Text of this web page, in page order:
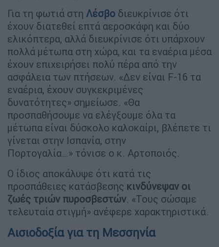
Για τη φωτιά στη Λέσβο διευκρίνισε ότι
έχουν διατεθεί επτά αεροσκάφη και δύο
ελικόπτερα, αλλά διευκρίνισε ότι υπάρχουν
πολλά μέτωπα στη χώρα, και τα εναέρια μέσα
έχουν επιχειρήσει πολύ πέρα από την
ασφάλεια των πτήσεων. «Δεν είναι F-16 τα
εναέρια, έχουν συγκεκριμένες
δυνατότητες» σημείωσε. «Θα
προσπαθήσουμε να ελέγξουμε όλα τα
μέτωπα είναι δύσκολο καλοκαίρι, βλέπετε τι
γίνεται στην Ισπανία, στην
Πορτογαλία…» τόνισε ο κ. Αρτοποιός.
Ο ίδιος αποκάλυψε ότι κατά τις
προσπάθειες κατάσβεσης κινδύνεψαν οι
ζωές τριών πυροσβεστών. «Τους σώσαμε
τελευταία στιγμή» ανέφερε χαρακτηριστικά.
Αισιοδοξία για τη Μεσσηνία